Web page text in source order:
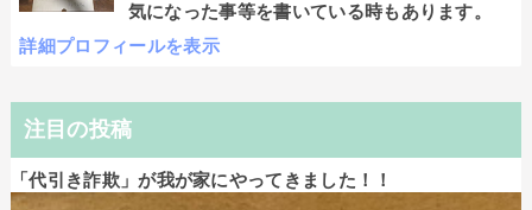
気になった事等を書いている時もあります。
詳細プロフィールを表示
注目の投稿
「代引き詐欺」が我が家にやってきました！！